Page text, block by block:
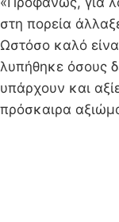
στη πορεία
Ωστόσο καλό
λυπήθηκε όσους
υπάρχουν και
πρόσκαιρα